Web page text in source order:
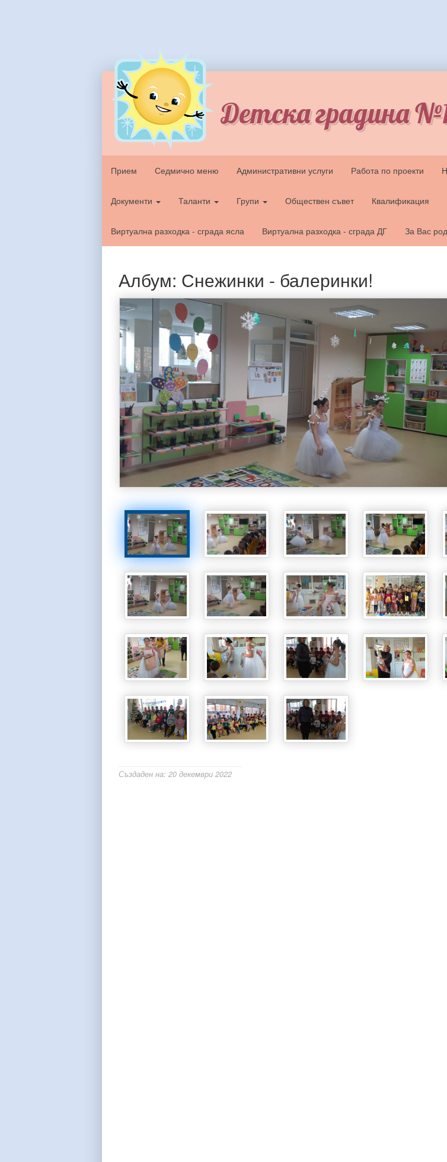
Детска градина
Прием Седмично меню Административни услуги Работа по проекти
Документи Таланти Групи Обществен съвет Квалификация
Виртуална разходка - сграда ясла Виртуална разходка - сграда ДГ За Вас
Албум: Снежинки - балеринки!
Създаден на: 20 декември 2022